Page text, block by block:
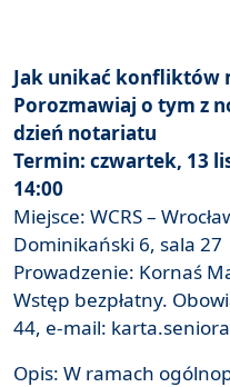
Jak unikać konfliktów
Porozmawiaj o tym z
dzień notariatu
Termin: czwartek, 13
14:00
Miejsce: WCRS –
Dominikański 6, sala 27
Prowadzenie: Kornaś
Wstęp bezpłatny.
44, e-mail:
Opis: W ramach